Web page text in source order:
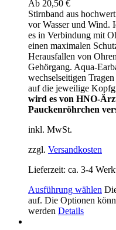
Ab 20,50 €
Stirnband aus
vor Wasser und Wind.
es in Verbindung mit
einen maximalen
Herausfallen von
Gehörgang. Aqua-
wechselseitigen
auf die jeweilige
wird es von HNO-
Pauckenröhrchen
inkl. MwSt.
zzgl. Versandkosten
Lieferzeit: ca. 3-4
Ausführung wählen
auf. Die Optionen
werden Details